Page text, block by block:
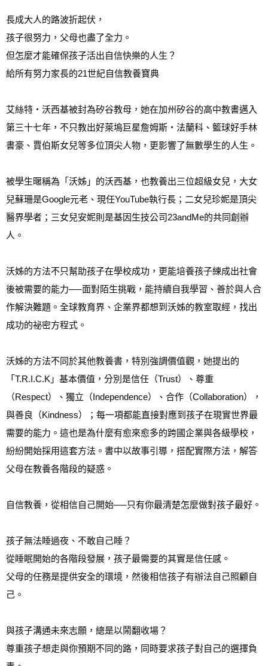
長成大人的路波折起伏，
孩子很努力，父母也盡了全力。
但怎麼才能確保孩子活出自信快樂的人生？
給所有努力家長的21世紀自信教養寶典
艾絲特‧沃西基被封為矽谷教母，她在加州矽谷的高中教書邁入
第三十七年，不只教出好萊塢巨星詹姆斯‧法蘭科、籃球好手林
書豪、賈伯斯女兒等多位頂尖人物，更影響了無數學生的人生。
被學生暱稱為「沃姊」的沃西基，也教養出三位超級女兒，大女
兒蘇珊是Google元老、現任YouTube執行長；二女兒珍妮是頂尖
醫界學者；三女兒安妮則是基因生技公司23andMe的共同創辦
人。
沃姊的方法不只幫助孩子在學校成功，更能培養孩子練成出社會
後被需要的能力──面對陌生挑戰，能持續自我學習、善於與人合
作解決難題。全球教育界、企業界都想到沃姊的教室取經，找出
成功的祕密方程式。
沃姊的方法不同於其他教養書，特別強調價值觀，她提出的
「T.R.I.C.K」基本價值，分別是信任（Trust）、尊重
（Respect）、獨立（Independence）、合作（Collaboration），
與善良（Kindness）；每一項都能直接對應到孩子在現實世界最
需要的能力。這也是為什麼有愈來愈多的跨國企業與各級學校，
紛紛開始採用這套方法。書中以故事引導，搭配實際方法，解答
父母在教養各階段的疑惑。
自信教養，從相信自己開始──只有你最清楚怎麼做對孩子最好。
孩子無法睡過夜、不敢自己睡？
從睡眠開始的各階段發展，孩子最需要的其實是信任感。
父母的任務是提供安全的環境，然後相信孩子有辦法自己照顧自
己。
與孩子溝通未來志願，總是以鬧翻收場？
尊重孩子想走與你預期不同的路，同時要求孩子對自己的選擇負